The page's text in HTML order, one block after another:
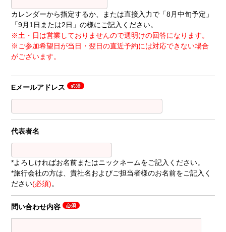
カレンダーから指定するか、または直接入力で「8月中旬予定」
「9月1日または2日」の様にご記入ください。
※土・日は営業しておりませんので週明けの回答になります。
※ご参加希望日が当日・翌日の直近予約には対応できない場合
がございます。
Eメールアドレス
代表者名
*よろしければお名前またはニックネームをご記入ください。
*旅行会社の方は、貴社名およびご担当者様のお名前をご記入く
ださい(必須)。
問い合わせ内容